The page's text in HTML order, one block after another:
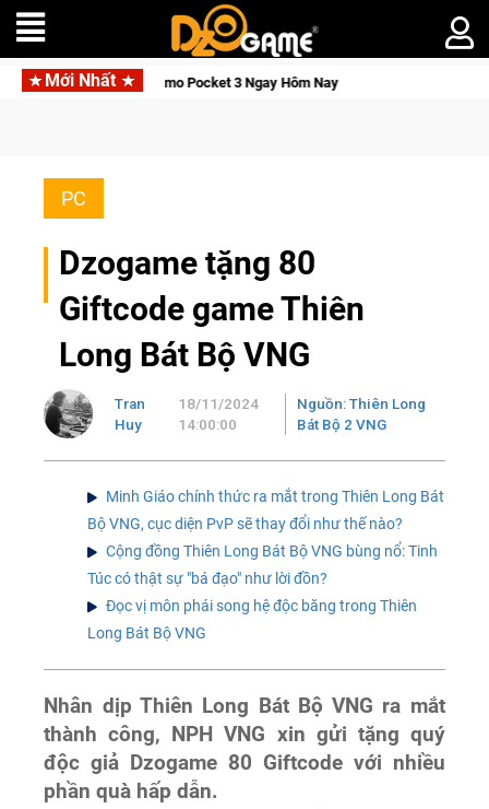
Mới Nhất
Săn DJI Osmo Pocket 3 Ngay Hôm Nay
PC
Dzogame tặng 80
Giftcode game Thiên
Long Bát Bộ VNG
Tran
Huy
18/11/2024
14:00:00
Nguồn: Thiên Long
Bát Bộ 2 VNG
Minh Giáo chính thức ra mắt trong Thiên Long Bát
Bộ VNG, cục diện PvP sẽ thay đổi như thế nào?
Cộng đồng Thiên Long Bát Bộ VNG bùng nổ: Tinh
Túc có thật sự "bá đạo" như lời đồn?
Đọc vị môn phái song hệ độc băng trong Thiên
Long Bát Bộ VNG
Nhân dịp Thiên Long Bát Bộ VNG ra mắt
thành công, NPH VNG xin gửi tặng quý
độc giả Dzogame 80 Giftcode với nhiều
phần quà hấp dẫn.